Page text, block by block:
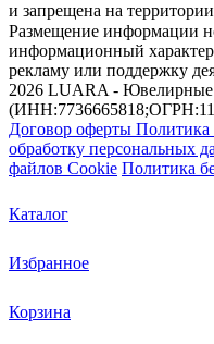
и запрещена на
Размещение информации
информационный
рекламу или поддержку
2026 LUARA - Ювелирные
Договор оферты Политика
обработку персональных
файлов Cookie Политика
Каталог
Избранное
Корзина